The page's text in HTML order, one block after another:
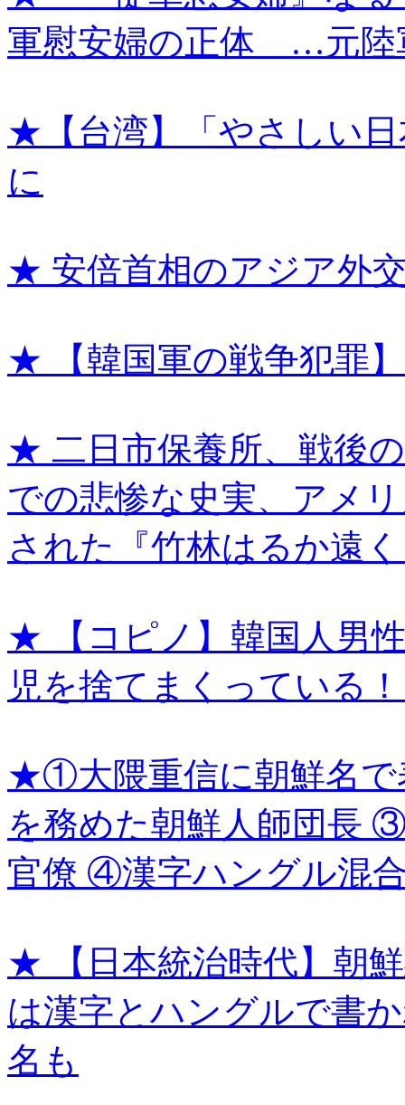
軍慰安婦の正体 …元陸
★【台湾】「やさしい
に
★ 安倍首相のアジア外
★ 【韓国軍の戦争犯罪
★ 二日市保養所、戦後
での悲惨な史実、アメ
された『竹林はるか遠
★ 【コピノ】韓国人男
児を捨てまくっている
★①大隈重信に朝鮮名で
を務めた朝鮮人師団長
官僚 ④漢字ハングル混
★ 【日本統治時代】朝
は漢字とハングルで書
名も